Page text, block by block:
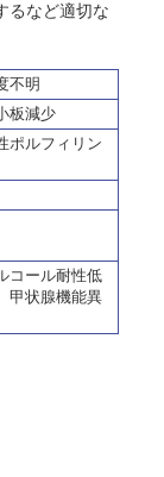
るなど適切な
不明
板減少
ポルフィリン
コール耐性低
甲状腺機能異